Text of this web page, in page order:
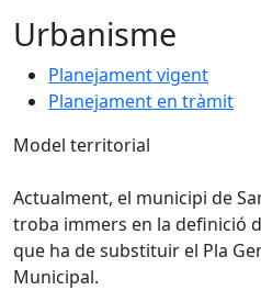
Urbanisme
Planejament vigent
Planejament en tràmit
Model territorial
Actualment, el municipi de
troba immers en la definició
que ha de substituir el Pla
Municipal.